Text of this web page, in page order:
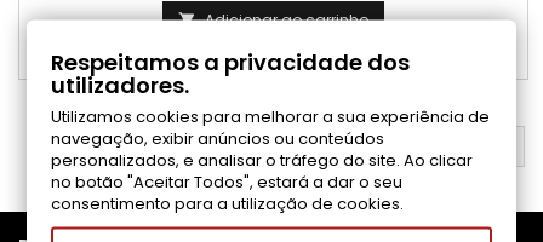
 Adicionar ao carrinho
Disponível
VOLTAR AO TOPO
Respeitamos a privacidade dos
utilizadores.
Utilizamos cookies para melhorar a sua experiência de
navegação, exibir anúncios ou conteúdos
personalizados, e analisar o tráfego do site. Ao clicar
no botão "Aceitar Todos", estará a dar o seu
consentimento para a utilização de cookies.